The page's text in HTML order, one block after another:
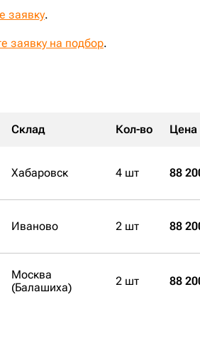
заявку.
заявку на подбор.
Склад Кол-во Цена
Хабаровск 4 шт 88
Иваново 2 шт 88
Москва
(Балашиха)
2 шт 88